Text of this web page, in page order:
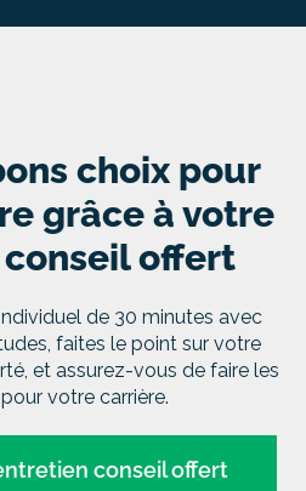
choix pour
grâce à votre
offert
de 30 minutes avec
faites le point sur votre
et assurez-vous de faire les
votre carrière.
conseil offert